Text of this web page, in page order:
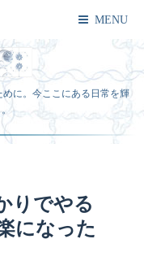
MENU
に。今ここにある日常を輝
。
りでやる
になった